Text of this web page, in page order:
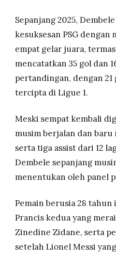
Sepanjang 2025,
kesuksesan PSG dengan
empat gelar juara,
mencatatkan 35 gol dan
pertandingan, dengan
tercipta di Ligue 1.
Meski sempat kembali
musim berjalan dan
serta tiga assist dari 12
Dembele sepanjang
menentukan oleh panel
Pemain berusia 28
Prancis kedua yang
Zinedine Zidane, serta
setelah Lionel Messi